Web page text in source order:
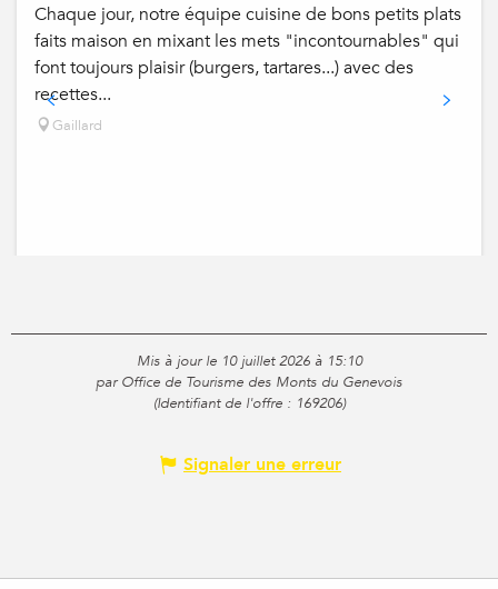
Chaque jour, notre équipe cuisine de bons petits plats
faits maison en mixant les mets "incontournables" qui
font toujours plaisir (burgers, tartares...) avec des
recettes...
Gaillard
Mis à jour le 10 juillet 2026 à 15:10
par Office de Tourisme des Monts du Genevois
(Identifiant de l'offre : 169206)
Signaler une erreur